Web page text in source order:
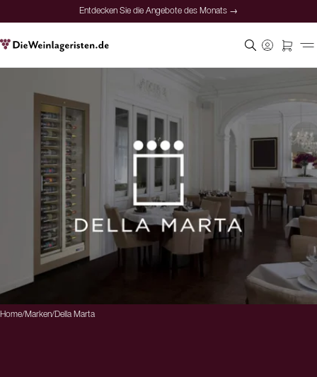
Entdecken Sie die Angebote des Monats →
Home/Marken/ Della Marta